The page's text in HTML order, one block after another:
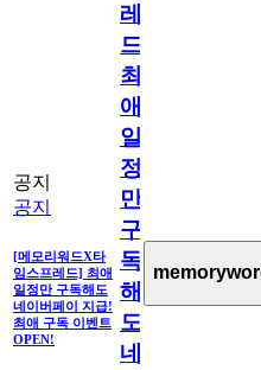
공지
공지
[메모리워드X타
임스프레드] 최애
일정만 구독해도
네이버페이 지급!
최애 구독 이벤트
OPEN!
레
드]
최
애
일
정
만
구
독
해
도
네